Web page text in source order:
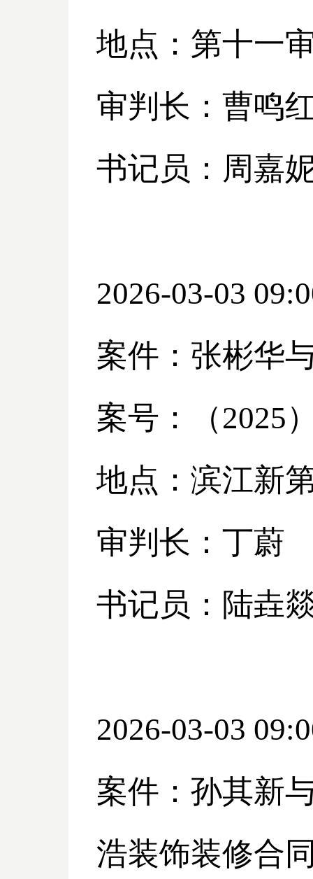
地点：第十一
审判长：曹鸣
书记员：周嘉
2026-03-03
案件：张彬华
案号：（2025
地点：滨江新
审判长：丁蔚
书记员：陆垚
2026-03-03
案件：孙其新
浩装饰装修合